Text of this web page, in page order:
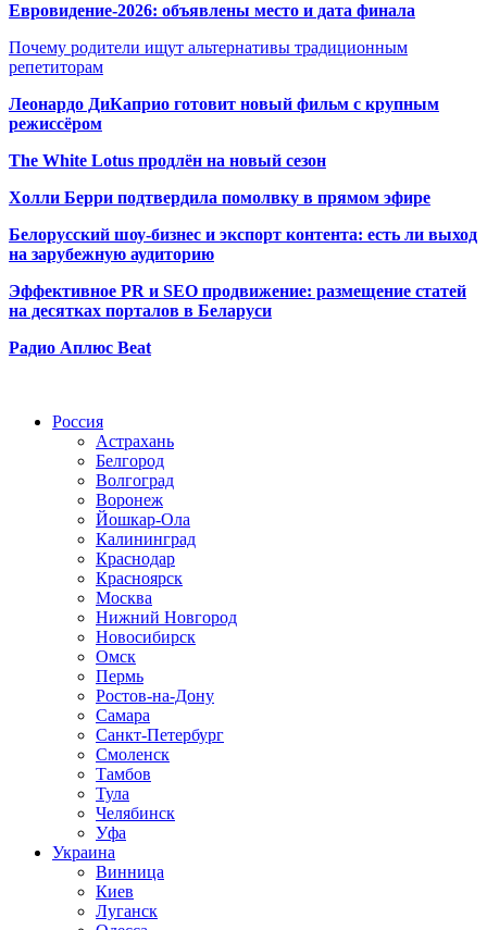
Евровидение-2026: объявлены место и дата финала
Почему родители ищут альтернативы традиционным
репетиторам
Леонардо ДиКаприо готовит новый фильм с крупным
режиссёром
The White Lotus продлён на новый сезон
Холли Берри подтвердила помолвку в прямом эфире
Белорусский шоу-бизнес и экспорт контента: есть ли выход
на зарубежную аудиторию
Эффективное PR и SEO продвижение: размещение статей
на десятках порталов в Беларуси
Радио Аплюс Beat
Россия
Астрахань
Белгород
Волгоград
Воронеж
Йошкар-Ола
Калининград
Краснодар
Красноярск
Москва
Нижний Новгород
Новосибирск
Омск
Пермь
Ростов-на-Дону
Самара
Санкт-Петербург
Смоленск
Тамбов
Тула
Челябинск
Уфа
Украина
Винница
Киев
Луганск